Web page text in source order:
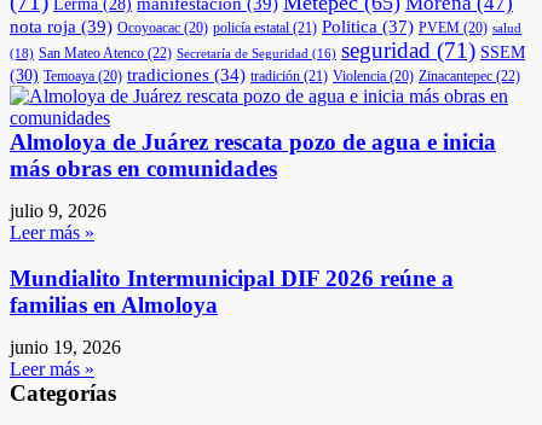
Lerma (28)
nota roja (39) Ocoyoacac (20) policía estatal (21) Politica (37) PVEM (20) salud
(18) San Mateo Atenco (22) Secretaría de Seguridad (16) seguridad (71) SSEM
(30) Temoaya (20) tradiciones (34) tradición (21) Violencia (20) Zinacantepec (22)
Almoloya de Juárez rescata pozo de agua e inicia
más obras en comunidades
julio 9, 2026
Leer más »
Mundialito Intermunicipal DIF 2026 reúne a
familias en Almoloya
junio 19, 2026
Leer más »
Categorías